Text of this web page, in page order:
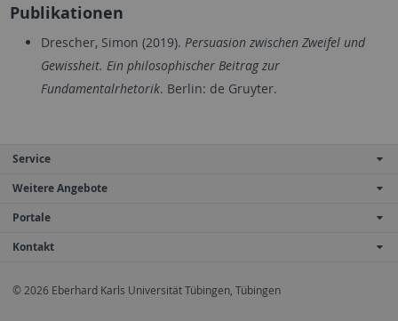
Publikationen
Drescher, Simon (2019). Persuasion zwischen Zweifel und
Gewissheit. Ein philosophischer Beitrag zur
Fundamentalrhetorik. Berlin: de Gruyter.
Service
Weitere Angebote
Portale
Kontakt
© 2026 Eberhard Karls Universität Tübingen, Tübingen